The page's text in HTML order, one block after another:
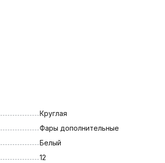
Круглая
Фары дополнительные
Белый
12